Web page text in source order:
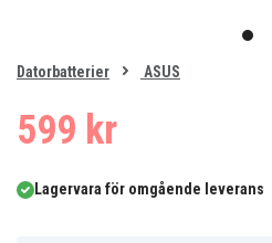
item
of
Datorbatterier ASUS
599 kr
Lagervara för omgående leverans